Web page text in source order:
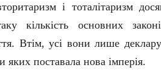
і тоталітаризм
кількість основних
Втім, усі вони лише
поставала нова імперія.